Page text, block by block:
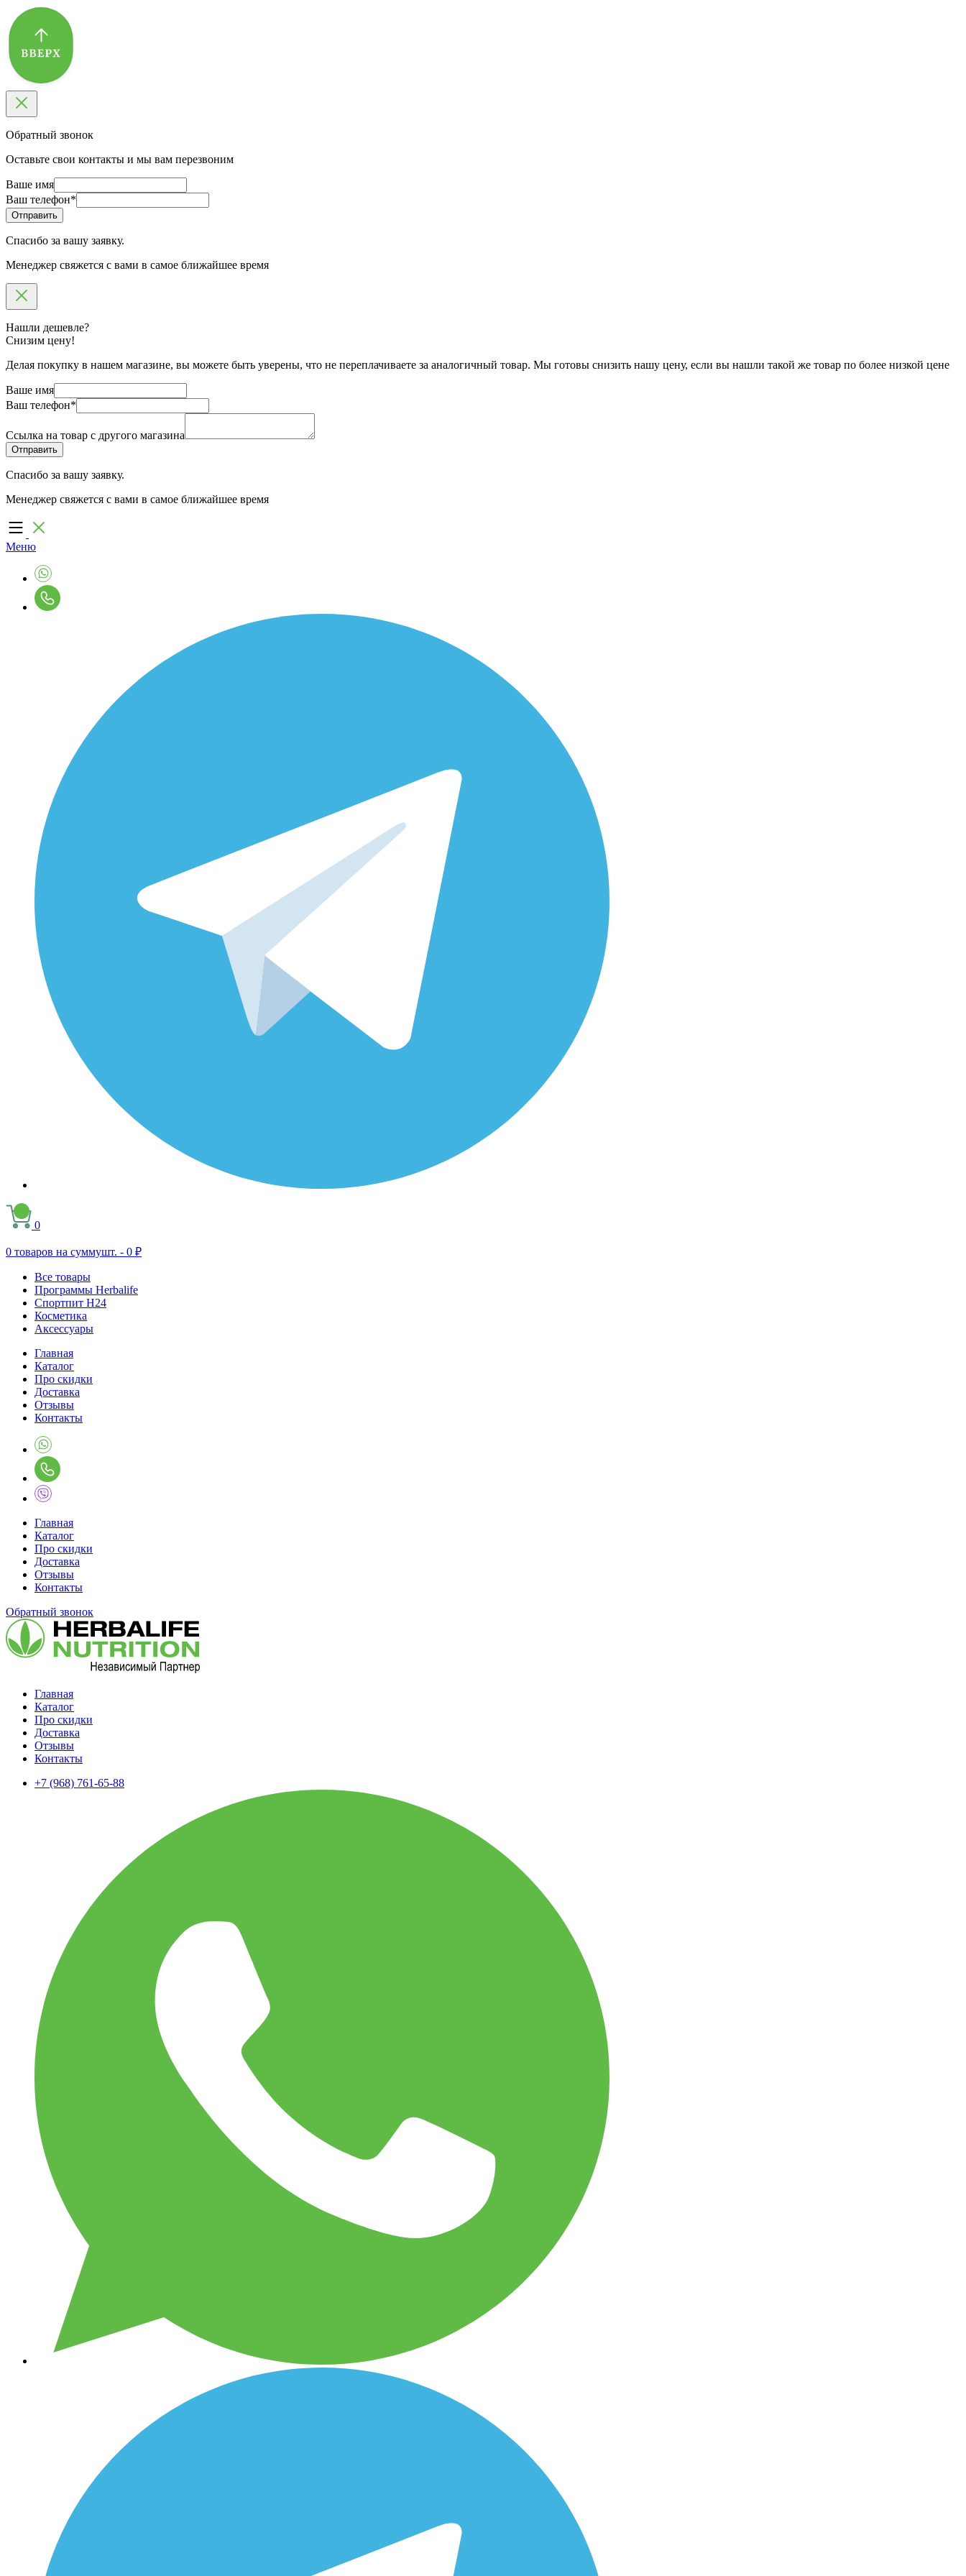
Обратный звонок
Оставьте свои контакты и мы вам перезвоним
Ваше имя
Ваш телефон*
Спасибо за вашу заявку.
Менеджер свяжется с вами в самое ближайшее время
Нашли дешевле?
Снизим цену!
Делая покупку в нашем магазине, вы можете быть уверены, что не переплачиваете за аналогичный товар. Мы готовы снизить нашу цену, если вы нашли такой же товар по более низкой цене
Ваше имя
Ваш телефон*
Ссылка на товар с другого магазина
Спасибо за вашу заявку.
Менеджер свяжется с вами в самое ближайшее время
Меню
0
0 товаров на суммушт. - 0 ₽
Все товары
Программы Herbalife
Спортпит H24
Косметика
Аксессуары
Главная
Каталог
Про скидки
Доставка
Отзывы
Контакты
Главная
Каталог
Про скидки
Доставка
Отзывы
Контакты
Обратный звонок
Главная
Каталог
Про скидки
Доставка
Отзывы
Контакты
+7 (968) 761-65-88